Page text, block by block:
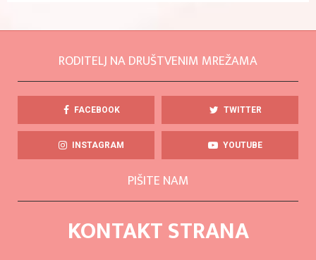
RODITELJ NA DRUŠTVENIM MREŽAMA
FACEBOOK TWITTER
INSTAGRAM YOUTUBE
PIŠITE NAM
KONTAKT STRANA